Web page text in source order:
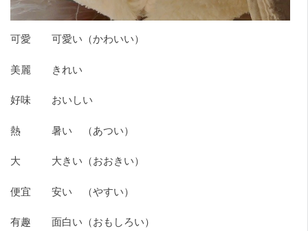
可愛 可愛い（かわいい）
美麗 きれい
好味 おいしい
熱 暑い （あつい）
大 大きい（おおきい）
便宜 安い （やすい）
有趣 面白い（おもしろい）